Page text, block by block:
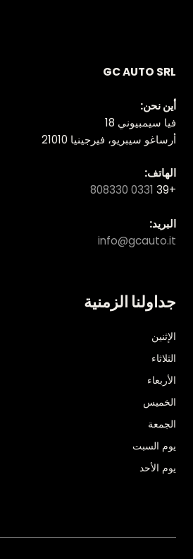
GC AUTO SRL
أين نحن:
فيا سيمبيوني 18
أرساغو سيبريو، فيرجينيا 21010
الهاتف:
+39
0331 808330
البريد:
info@gcauto.it
جداولنا الزمنية
الإثنين
الثلاثاء
الأربعاء
الخميس
الجمعة
يوم السبت
يوم الأحد